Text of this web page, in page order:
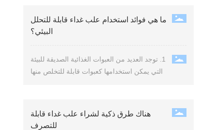
صناديق الغداء، ومعايير الصناديق القابلة للتصرف
للغداء، واستخدام صناديق الغداء، وغيرها، مما
ما هي فوائد استخدام علب غداء قابلة للتحلل
البيئي؟
1. توجد العديد من العبوات الغذائية الصديقة للبيئة
التي يمكن استخدامها كعبوات قابلة للتخلص منها
هناك طرق ذكية لشراء علب غداء قابلة
للتصرف